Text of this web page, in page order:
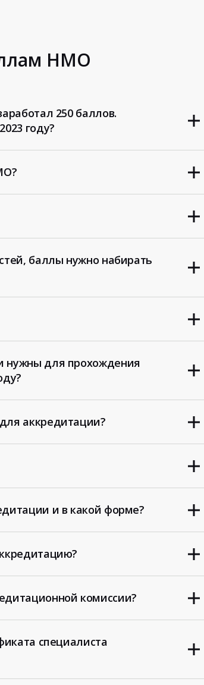
НМО
250 баллов.
году?
баллы нужно набирать
нужны для прохождения
аккредитации?
и в какой форме?
комиссии?
специалиста